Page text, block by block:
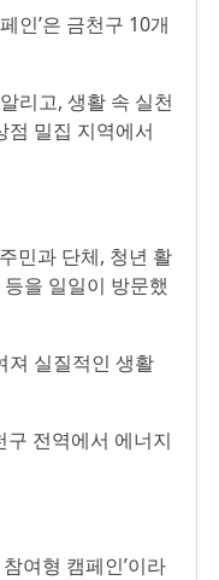
인’은 금천구 10개
리고, 생활 속 실천
점 밀집 지역에서
민과 단체, 청년 활
을 일일이 방문했
져 실질적인 생활
전역에서 에너지
여형 캠페인’이라